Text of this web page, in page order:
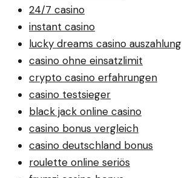
24/7 casino
instant casino
lucky dreams casino auszahlung
casino ohne einsatzlimit
crypto casino erfahrungen
casino testsieger
black jack online casino
casino bonus vergleich
casino deutschland bonus
roulette online seriös